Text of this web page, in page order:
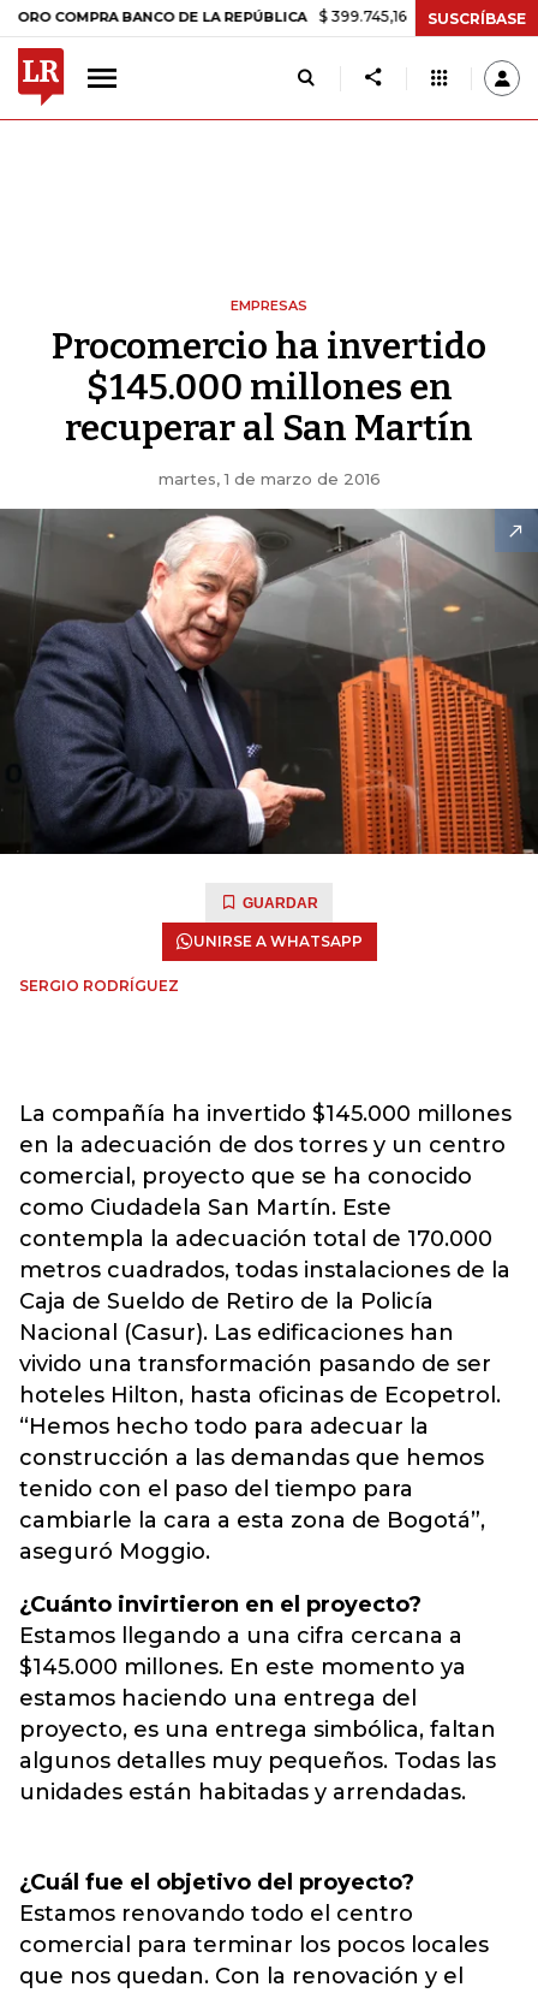
BANCO DE LA REPÚBLICA $ 399.745,16 +$ 2.295,71 +0,58%
SUSCRÍBASE
EMPRESAS
Procomercio ha invertido
$145.000 millones en
recuperar al San Martín
martes, 1 de marzo de 2016
GUARDAR
UNIRSE A WHATSAPP
SERGIO RODRÍGUEZ
La compañía ha invertido $145.000 millones
en la adecuación de dos torres y un centro
comercial, proyecto que se ha conocido
como Ciudadela San Martín. Este
contempla la adecuación total de 170.000
metros cuadrados, todas instalaciones de la
Caja de Sueldo de Retiro de la Policía
Nacional (Casur). Las edificaciones han
vivido una transformación pasando de ser
hoteles Hilton, hasta oficinas de Ecopetrol.
“Hemos hecho todo para adecuar la
construcción a las demandas que hemos
tenido con el paso del tiempo para
cambiarle la cara a esta zona de Bogotá”,
aseguró Moggio.
¿Cuánto invirtieron en el proyecto?
Estamos llegando a una cifra cercana a
$145.000 millones. En este momento ya
estamos haciendo una entrega del
proyecto, es una entrega simbólica, faltan
algunos detalles muy pequeños. Todas las
unidades están habitadas y arrendadas.
¿Cuál fue el objetivo del proyecto?
Estamos renovando todo el centro
comercial para terminar los pocos locales
que nos quedan. Con la renovación y el